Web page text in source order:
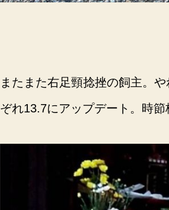
またまた右足頸捻挫の飼主。
ぞれ13.7にアップデート。時